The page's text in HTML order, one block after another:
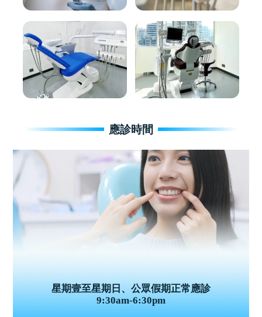
應診時間
星期壹至星期日、公眾假期正常應診
9:30am-6:30pm